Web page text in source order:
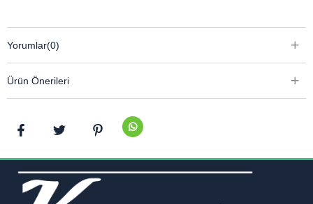
1 adet mavi kartuş ürüne dahildir
.Kutusu ile birlikte gönderilmektedir
Yorumlar(0)
Ürün Önerileri